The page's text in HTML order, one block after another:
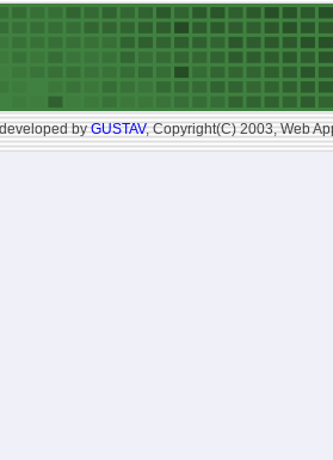
byGUSTAV, Copyright(C) 2003, Web